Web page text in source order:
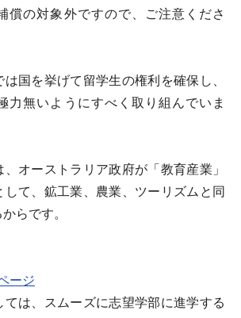
償の対象外ですので、ご注意くださ
国を挙げて留学生の権利を確保し、
力無いようにすべく取り組んでいま
オーストラリア政府が「教育産業」
して、鉱工業、農業、ツーリズムと同
らです。
ージ
は、スムーズに志望学部に進学する